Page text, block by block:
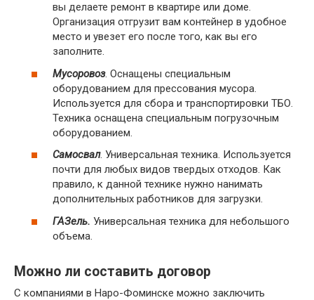
вы делаете ремонт в квартире или доме.
Организация отгрузит вам контейнер в удобное
место и увезет его после того, как вы его
заполните.
Мусоровоз. Оснащены специальным
оборудованием для прессования мусора.
Используется для сбора и транспортировки ТБО.
Техника оснащена специальным погрузочным
оборудованием.
Самосвал. Универсальная техника. Используется
почти для любых видов твердых отходов. Как
правило, к данной технике нужно нанимать
дополнительных работников для загрузки.
ГАЗель. Универсальная техника для небольшого
объема.
Можно ли составить договор
С компаниями в Наро-Фоминске можно заключить